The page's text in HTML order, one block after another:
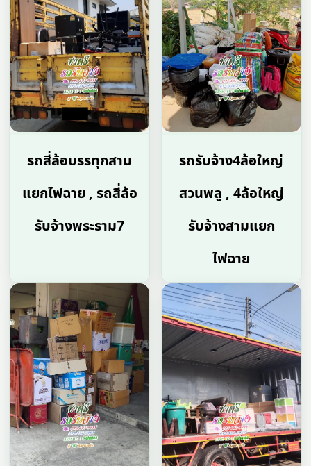
รถสี่ล้อบรรทุกสาม
แยกไฟฉาย , รถสี่ล้อ
รับจ้างพระราม7
รถรับจ้าง4ล้อใหญ่
สวนพลู , 4ล้อใหญ่
รับจ้างสามแยก
ไฟฉาย